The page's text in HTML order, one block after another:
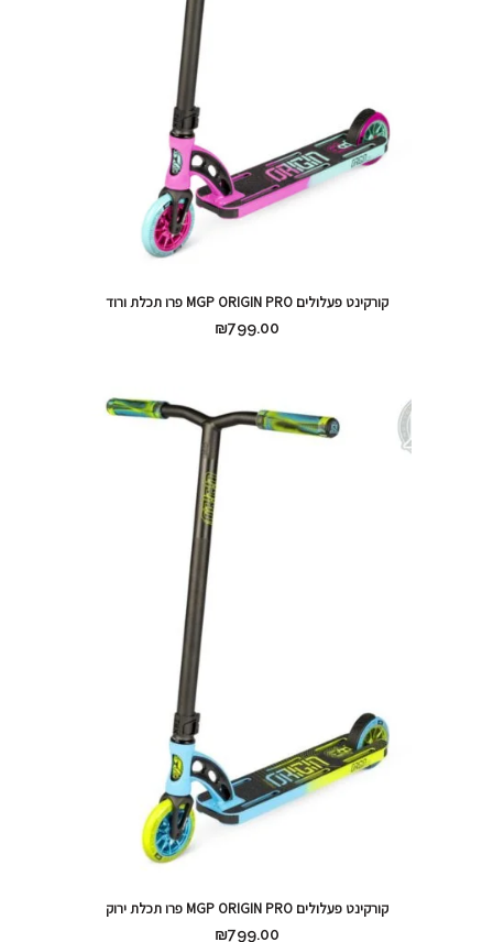
קורקינט פעלולים MGP ORIGIN PRO פרו תכלת ורוד
₪799.00
קורקינט פעלולים MGP ORIGIN PRO פרו תכלת ירוק
₪799.00